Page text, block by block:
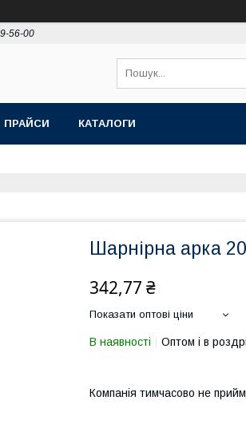
56-00
ПРАЙСИ КАТАЛОГИ
Шарнірна арка
342,77 ₴
Показати оптові ціни
В наявності Оптом і в
Компанія тимчасово не